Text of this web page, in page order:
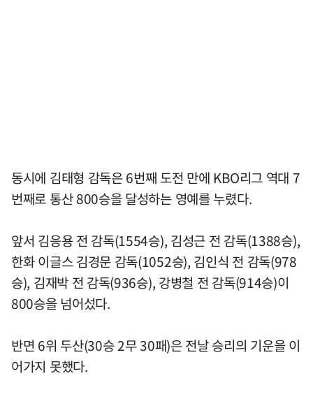
동시에 김태형 감독은 6번째 도전 만에 KBO리그 역대 7
번째로 통산 800승을 달성하는 영예를 누렸다.
앞서 김응용 전 감독(1554승), 김성근 전 감독(1388승),
한화 이글스 김경문 감독(1052승), 김인식 전 감독(978
승), 김재박 전 감독(936승), 강병철 전 감독(914승)이
800승을 넘어섰다.
반면 6위 두산(30승 2무 30패)은 전날 승리의 기운을 이
어가지 못했다.